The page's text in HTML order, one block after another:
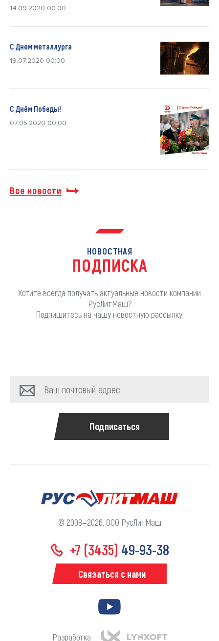
14.09.2020 00:00
С Днем металлурга
19.07.2020 00:00
С Днём Победы!
07.05.2020 00:00
Все новости
НОВОСТНАЯ
ПОДПИСКА
Хотите всегда получать актуальные новости компании
РусЛитМаш?
Подпишитесь на нашу новостную рассылку!
Подписаться
© 2008—2026, ООО РусЛитМаш
+7 (3435) 49-93-38
Связаться с нами
Разработка